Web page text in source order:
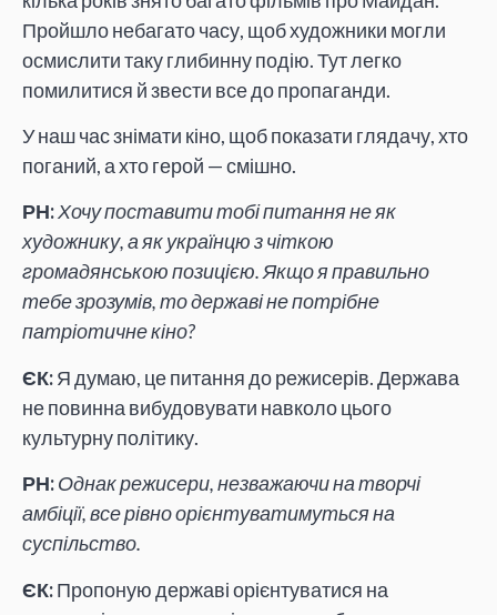
Пройшло небагато часу, щоб художники могли
осмислити таку глибинну подію. Тут легко
помилитися й звести все до пропаганди.
У наш час знімати кіно, щоб показати глядачу, хто
поганий, а хто герой — смішно.
РН:Хочу поставити тобі питання не як
художнику, а як українцю з чіткою
громадянською позицією. Якщо я правильно
тебе зрозумів, то державі не потрібне
патріотичне кіно?
ЄК:Я думаю, це питання до режисерів. Держава
не повинна вибудовувати навколо цього
культурну політику.
РН:Однак режисери, незважаючи на творчі
амбіції, все рівно орієнтуватимуться на
суспільство.
ЄК:Пропоную державі орієнтуватися на